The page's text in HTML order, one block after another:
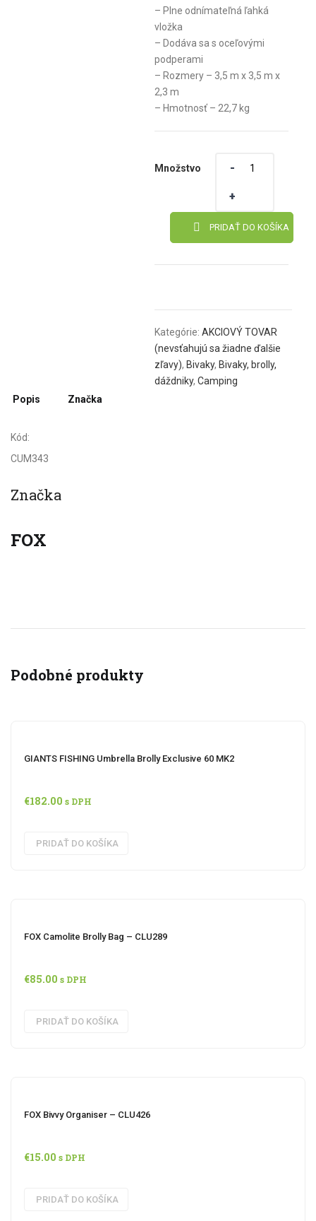
– Plne odnímateľná ľahká
vložka
– Dodáva sa s oceľovými
podperami
– Rozmery – 3,5 m x 3,5 m x
2,3 m
– Hmotnosť – 22,7 kg
Množstvo
PRIDAŤ DO KOŠÍKA
Kategórie: AKCIOVÝ TOVAR
(nevsťahujú sa žiadne ďalšie
zľavy), Bivaky, Bivaky, brolly,
dáždniky, Camping
Popis
Značka
Kód:
CUM343
Značka
FOX
Podobné produkty
GIANTS FISHING Umbrella Brolly Exclusive 60 MK2
€182.00 s DPH
PRIDAŤ DO KOŠÍKA
FOX Camolite Brolly Bag – CLU289
€85.00 s DPH
PRIDAŤ DO KOŠÍKA
FOX Bivvy Organiser – CLU426
€15.00 s DPH
PRIDAŤ DO KOŠÍKA